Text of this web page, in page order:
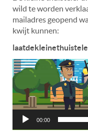
wild te worden
mailadres geopend
kwijt kunnen:
Videospeler
00:00